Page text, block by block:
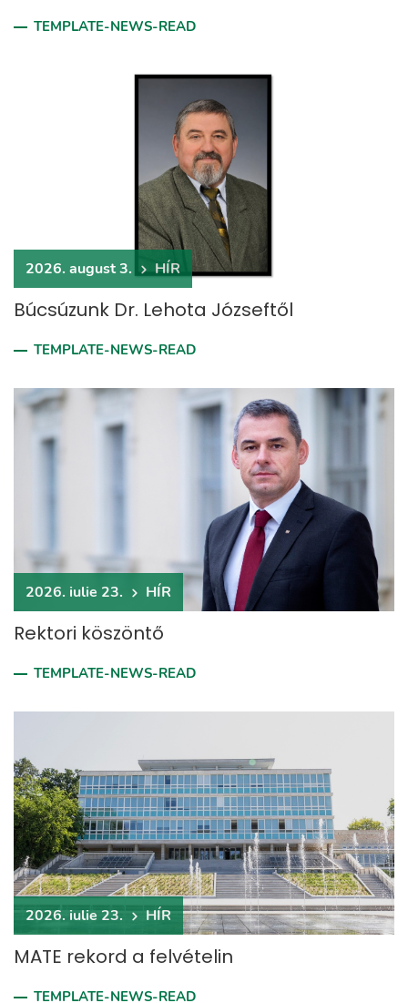
TEMPLATE-NEWS-READ
2026. august 3. HÍR
Búcsúzunk Dr. Lehota Józseftől
TEMPLATE-NEWS-READ
2026. iulie 23. HÍR
Rektori köszöntő
TEMPLATE-NEWS-READ
2026. iulie 23. HÍR
MATE rekord a felvételin
TEMPLATE-NEWS-READ